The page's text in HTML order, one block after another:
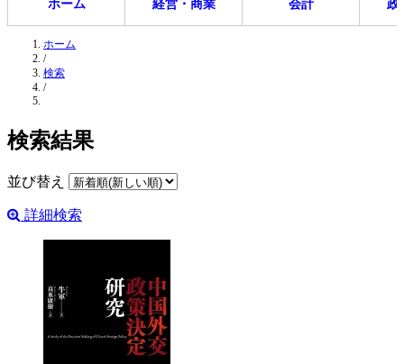
ホーム 経営・商業 会計 政
ホーム
/
検索
/
検索結果
並び替え
詳細検索